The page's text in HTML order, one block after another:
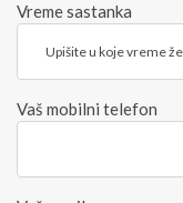
Vreme sastanka
Vaš mobilni telefon